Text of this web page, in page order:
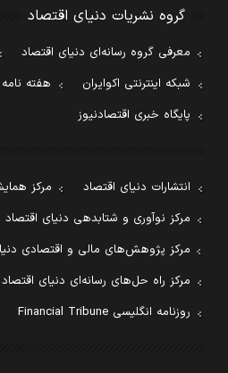
گروه نشریات دنیای اقتصاد
معرفی گروه رسانه‌ای دنیای اقتصاد
شبکه اینترنتی اکوایران
هفته
پایگاه خبری اقتصادنیوز
انتشارات دنیای اقتصاد
مرکز
مرکز نوآوری و شتابدهی دنیای اقتصاد
مرکز پژوهش‌های مالی و اقتصادی
مرکز راه حل‌های رسانه‌ای دنیای اقتصاد
روزنامه انگلیسی Financial Tribune